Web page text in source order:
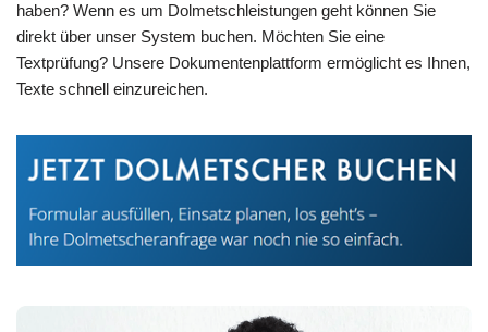
haben? Wenn es um Dolmetschleistungen geht können Sie
direkt über unser System buchen. Möchten Sie eine
Textprüfung? Unsere Dokumentenplattform ermöglicht es Ihnen,
Texte schnell einzureichen.